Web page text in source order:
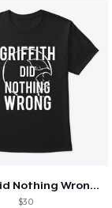
Griffith Did Nothing Wrong /wv
$30